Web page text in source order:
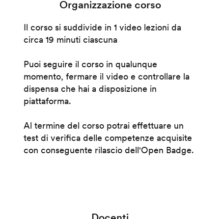
Organizzazione corso
Il corso si suddivide in 1 video lezioni da
circa 19 minuti ciascuna
Puoi seguire il corso in qualunque
momento, fermare il video e controllare la
dispensa che hai a disposizione in
piattaforma.
Al termine del corso potrai effettuare un
test di verifica delle competenze acquisite
con conseguente rilascio dell'Open Badge.